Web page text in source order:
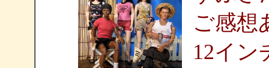
ご感想
12イン